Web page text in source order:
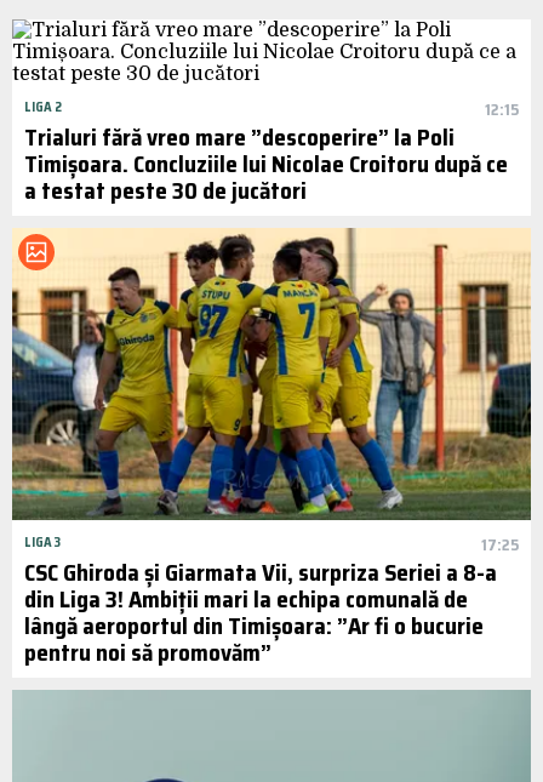
LIGA 2 12:15
Trialuri fără vreo mare ”descoperire” la Poli
Timișoara. Concluziile lui Nicolae Croitoru după ce
a testat peste 30 de jucători
LIGA 3 17:25
CSC Ghiroda și Giarmata Vii, surpriza Seriei a 8-a
din Liga 3! Ambiții mari la echipa comunală de
lângă aeroportul din Timișoara: ”Ar fi o bucurie
pentru noi să promovăm”